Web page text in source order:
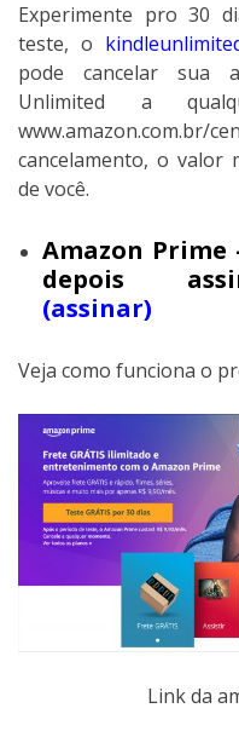
Experimente pro 30
teste, o
pode cancelar sua
Unlimited a
www.amazon.com.br/
cancelamento, o valor
de você.
Amazon
depois
(assinar)
Veja como funciona o
Link da